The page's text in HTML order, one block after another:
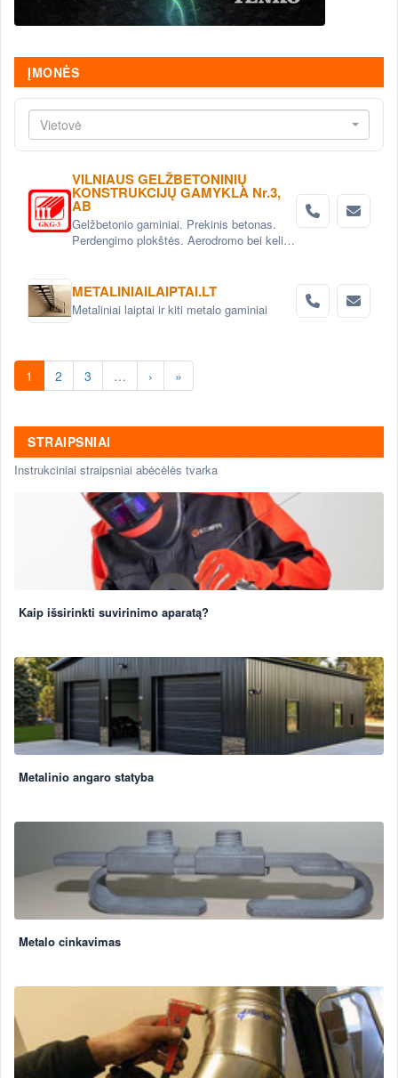
ĮMONĖS
Vietovė
VILNIAUS GELŽBETONINIŲ
KONSTRUKCIJŲ GAMYKLA Nr.3,
AB
Gelžbetonio gaminiai. Prekinis betonas.
Perdengimo plokštės. Aerodromo bei kelio
METALINIAILAIPTAI.LT
Metaliniai laiptai ir kiti metalo gaminiai
1 2 3 … › »
STRAIPSNIAI
Instrukciniai straipsniai abėcėlės tvarka
Kaip išsirinkti suvirinimo aparatą?
Metalinio angaro statyba
Metalo cinkavimas